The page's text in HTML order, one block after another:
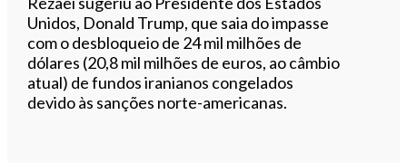
Unidos, Donald Trump, que saia do impasse
com o desbloqueio de 24 mil milhões de
dólares (20,8 mil milhões de euros, ao câmbio
atual) de fundos iranianos congelados
devido às sanções norte-americanas.